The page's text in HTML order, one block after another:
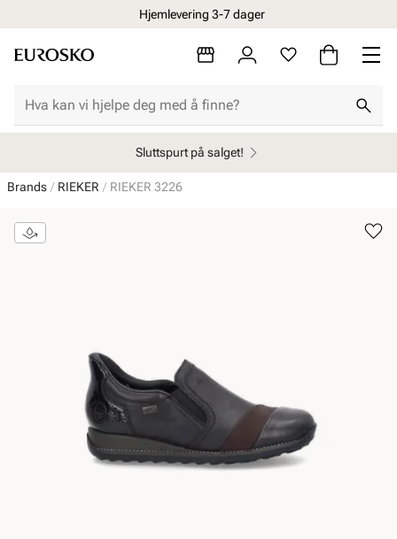
Hjemlevering 3-7 dager
Sluttspurt på salget!
Brands RIEKER RIEKER 3226